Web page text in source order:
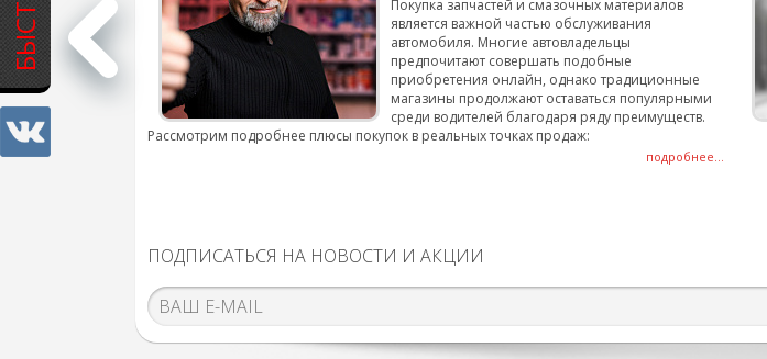
подробнее...
Покупка запчастей и смазочных материалов
является важной частью обслуживания
автомобиля. Многие автовладельцы
предпочитают совершать подобные
приобретения онлайн, однако традиционные
магазины продолжают оставаться популярными
среди водителей благодаря ряду преимуществ.
Рассмотрим подробнее плюсы покупок в реальных точках продаж:
подробнее...
ПОДПИСАТЬСЯ НА НОВОСТИ И АКЦИИ